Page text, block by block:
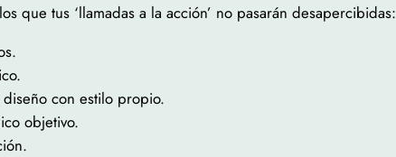
que tus ‘llamadas a la acción’ no pasarán desapercibidas:
diseño con estilo propio.
objetivo.